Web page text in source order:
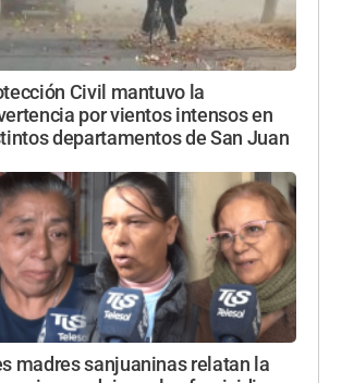
Civil mantuvo la
por vientos intensos en
departamentos de San Juan
madres sanjuaninas relatan la